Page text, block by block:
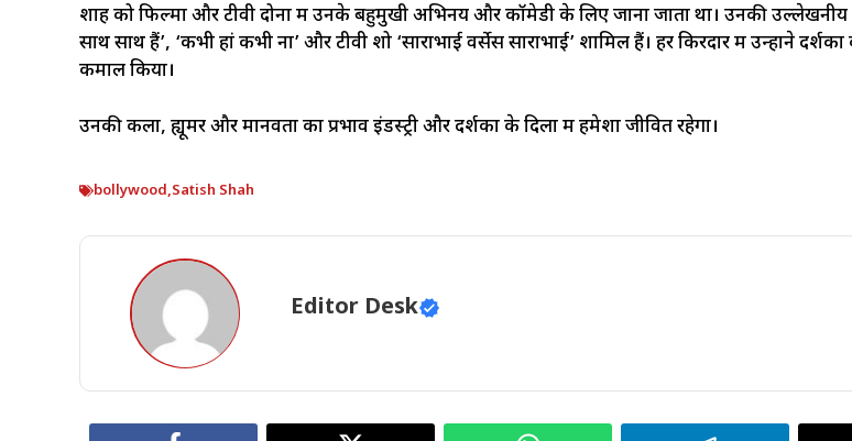
शाह को फिल्मों और टीवी दोनों में उनके बहुमुखी अभिनय और कॉमेडी के लिए जाना जाता था। उनकी उल्लेखनीय
साथ साथ हैं’, ‘कभी हां कभी ना’ और टीवी शो ‘साराभाई वर्सेस साराभाई’ शामिल हैं। हर किरदार में उन्होंने
कमाल किया।
उनकी कला, ह्यूमर और मानवता का प्रभाव इंडस्ट्री और दर्शकों के दिलों में हमेशा जीवित रहेगा।
bollywood,Satish Shah
Editor Desk